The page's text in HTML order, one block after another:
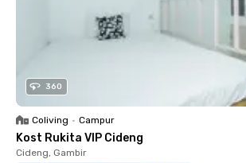
360
Coliving • Campur
Kost Rukita VIP Cideng
Cideng, Gambir